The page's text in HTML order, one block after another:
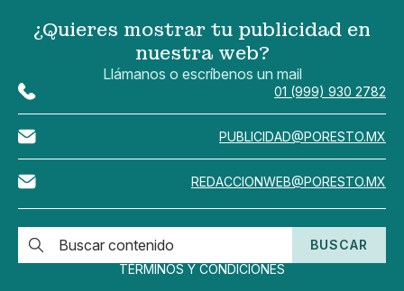
¿Quieres mostrar tu publicidad en
nuestra web?
Llámanos o escríbenos un mail
01 (999) 930 2782
PUBLICIDAD@PORESTO.MX
REDACCIONWEB@PORESTO.MX
BUSCAR
TÉRMINOS Y CONDICIONES